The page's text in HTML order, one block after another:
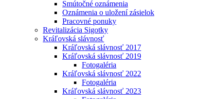
Smútočné oznámenia
Oznámenia o uložení zásielok
Pracovné ponuky
Revitalizácia Sigotky
Kráľovská slávnosť
Kráľovská slávnosť 2017
Kráľovská slávnosť 2019
Fotogaléria
Kráľovská slávnosť 2022
Fotogaléria
Kráľovská slávnosť 2023